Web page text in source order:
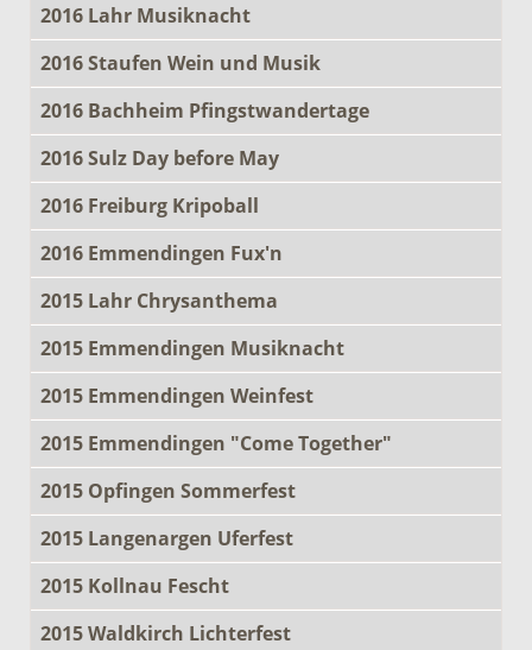
2016 Lahr Musiknacht
2016 Staufen Wein und Musik
2016 Bachheim Pfingstwandertage
2016 Sulz Day before May
2016 Freiburg Kripoball
2016 Emmendingen Fux'n
2015 Lahr Chrysanthema
2015 Emmendingen Musiknacht
2015 Emmendingen Weinfest
2015 Emmendingen "Come Together"
2015 Opfingen Sommerfest
2015 Langenargen Uferfest
2015 Kollnau Fescht
2015 Waldkirch Lichterfest